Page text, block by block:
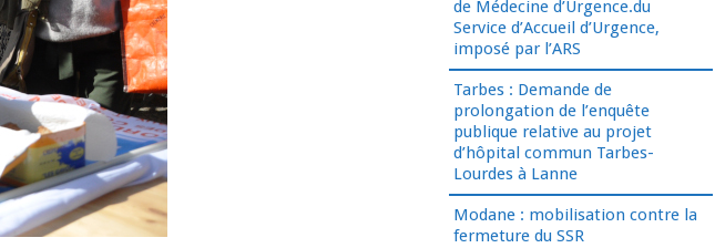
de Médecine d’Urgence.du
Service d’Accueil d’Urgence,
imposé par l’ARS
Tarbes : Demande de
prolongation de l’enquête
publique relative au projet
d’hôpital commun Tarbes-
Lourdes à Lanne
Modane : mobilisation contre la
fermeture du SSR